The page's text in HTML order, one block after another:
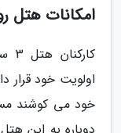
امکانات هتل
اولویت خود قرار
خود می کوشند